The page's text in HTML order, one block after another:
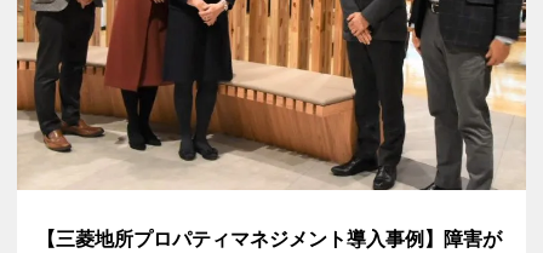
【三菱地所プロパティマネジメント導入事例】障害が